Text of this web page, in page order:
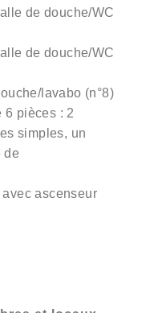
de douche/WC
de douche/WC
lavabo (n°8)
6 pièces : 2
simples, un
de
ascenseur